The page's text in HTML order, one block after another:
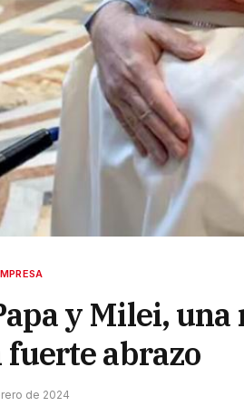
y Milei,
fuerte abrazo
de 2024